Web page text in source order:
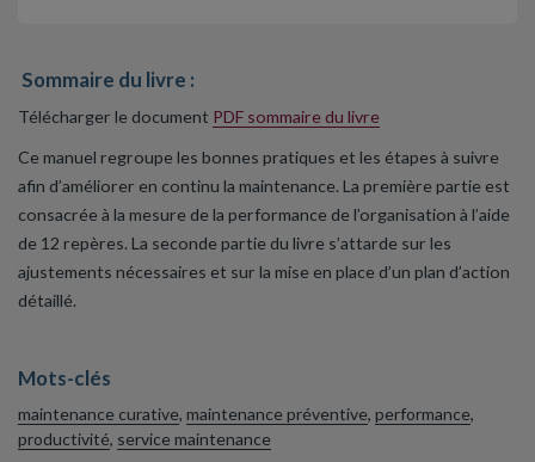
Sommaire du livre :
Télécharger le document PDF sommaire du livre
Ce manuel regroupe les bonnes pratiques et les étapes à suivre
afin d’améliorer en continu la maintenance. La première partie est
consacrée à la mesure de la performance de l’organisation à l’aide
de 12 repères. La seconde partie du livre s’attarde sur les
ajustements nécessaires et sur la mise en place d’un plan d’action
détaillé.
Mots-clés
maintenance curative, maintenance préventive, performance,
productivité, service maintenance